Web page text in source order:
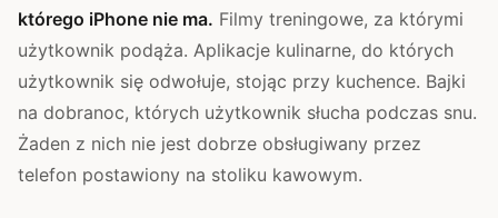
którego iPhone nie ma. Filmy treningowe, za którymi
użytkownik podąża. Aplikacje kulinarne, do których
użytkownik się odwołuje, stojąc przy kuchence. Bajki
na dobranoc, których użytkownik słucha podczas snu.
Żaden z nich nie jest dobrze obsługiwany przez
telefon postawiony na stoliku kawowym.